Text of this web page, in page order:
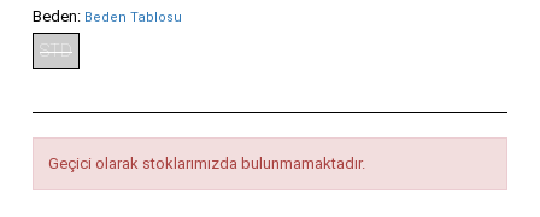
Beden: Beden Tablosu
STD
Geçici olarak stoklarımızda bulunmamaktadır.